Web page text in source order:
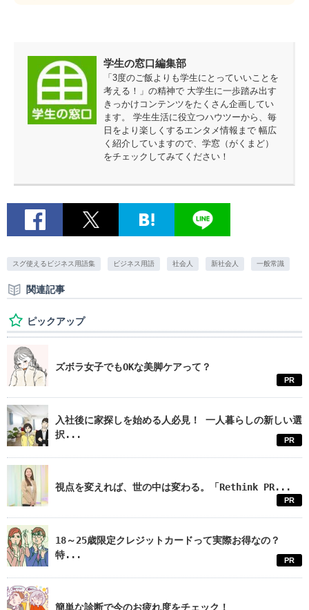
学生の窓口編集部
「3度のご飯よりも学生にとっていいことを
考える！」の精神で 大学生に一歩踏み出す
きっかけコンテンツをたくさん企画してい
ます。 学生生活に役立つハウツーから、毎
日をより楽しくするエンタメ情報まで 幅広
く紹介していますので、学窓（がくまど）
をチェックしてみてください！
スグ使えるビジネス用語集 ビジネス用語 社会人 新社会人 一般常識
関連記事
ピックアップ
ズボラ女子でもOKな美脚ケアって？
PR
入社後に家探しを始める人必見！ 一人暮らしの新しい選
択...
PR
視点を変えれば、世の中は変わる。「Rethink PR...
PR
18～25歳限定クレジットカードって実際お得なの？
特...
PR
簡単な診断で今のお疲れ度をチェック！